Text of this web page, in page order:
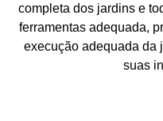
completa dos jardins e
ferramentas adequada,
execução adequada da
suas